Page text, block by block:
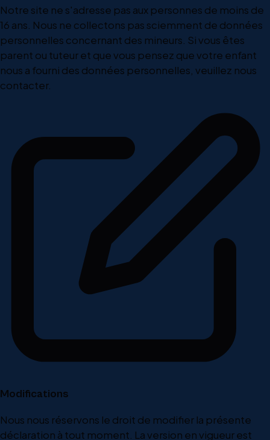
Notre site ne s'adresse pas aux personnes de moins de
16 ans. Nous ne collectons pas sciemment de données
personnelles concernant des mineurs. Si vous êtes
parent ou tuteur et que vous pensez que votre enfant
nous a fourni des données personnelles, veuillez nous
contacter.
Modifications
Nous nous réservons le droit de modifier la présente
déclaration à tout moment. La version en vigueur est